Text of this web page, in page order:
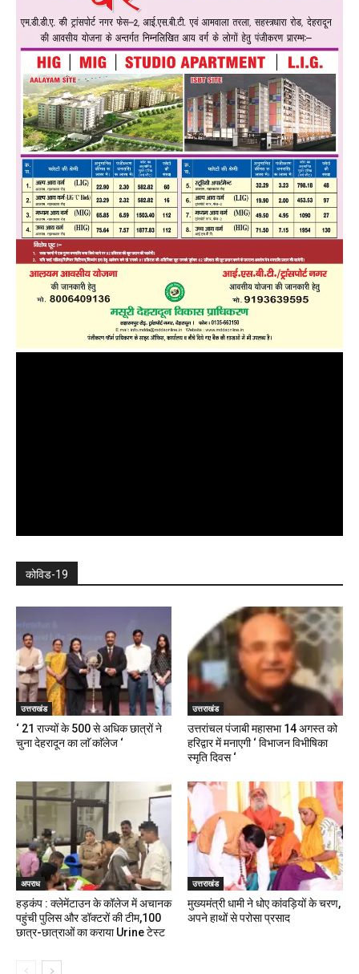
कोविड-19
उत्तराखंड
‘ 21 राज्यों के 500 से अधिक छात्रों ने
चुना देहरादून का लाॅ काॅलेज ‘
उत्तराखंड
उत्तरांचल पंजाबी महासभा 14 अगस्त को
हरिद्वार में मनाएगी ‘ विभाजन विभीषिका
स्मृति दिवस ‘
अपराध
हड़कंप : क्लेमेंटाउन के कॉलेज में अचानक
पहुंची पुलिस और डॉक्टरों की टीम,100
छात्र-छात्राओं का कराया Urine टेस्ट
उत्तराखंड
मुख्यमंत्री धामी ने धोए कांवड़ियों के चरण,
अपने हाथों से परोसा प्रसाद